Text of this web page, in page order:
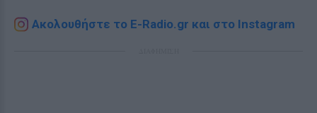
Ακολουθήστε το E-Radio.gr και στο Instagram